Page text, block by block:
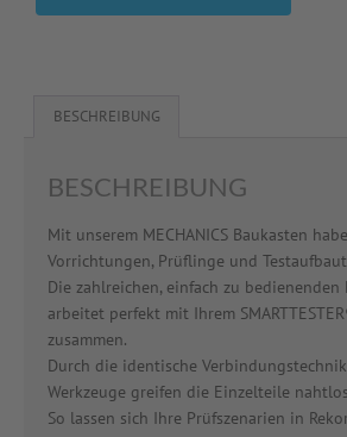
BESCHREIBUNG
BESCHREIBUNG
Mit unserem MECHANICS Baukasten
Vorrichtungen, Prüflinge und
Die zahlreichen, einfach zu bedienenden
arbeitet perfekt mit Ihrem
zusammen.
Durch die identische
Werkzeuge greifen die Einzelteile
So lassen sich Ihre Prüfszenarien in